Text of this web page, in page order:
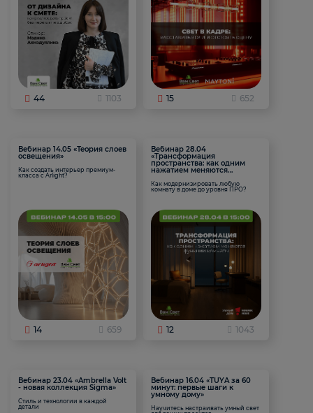
44 1103 15 652
Вебинар 14.05 «Теория слоев
освещения»
Как создать интерьер премиум-
класса с Arlight?
14 659
Вебинар 28.04
«Трансформация
пространства: как одним
нажатием меняются
Как модернизировать любую
комнату в доме до уровня ПРО?
12 1043
Вебинар 23.04 «Ambrella Volt
- новая коллекция Sigma»
Стиль и технологии в каждой
детали
Вебинар 16.04 «TUYA за 60
минут: первые шаги к
умному дому»
Научитесь настраивать умный свет